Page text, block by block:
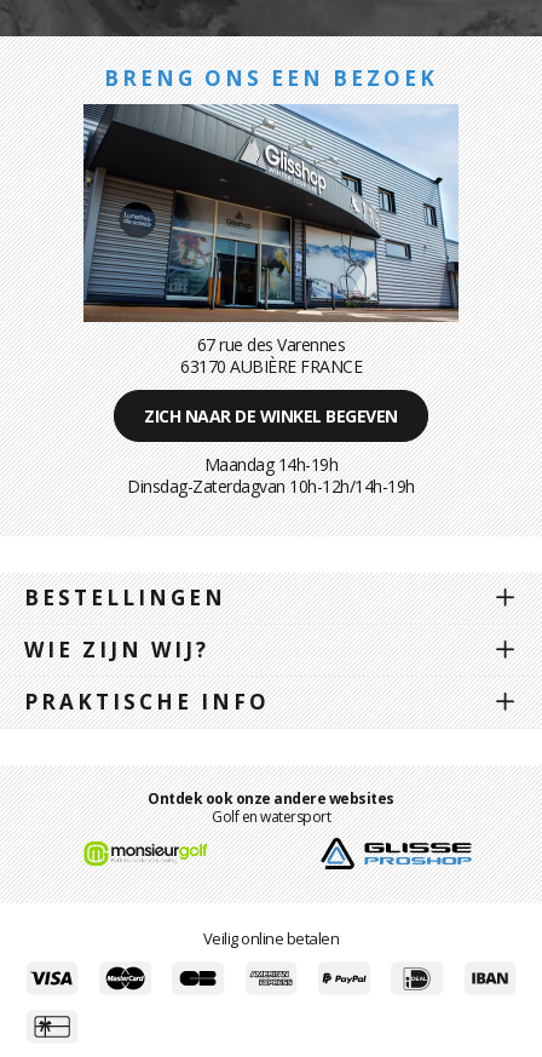
BRENG ONS EEN BEZOEK
67 rue des Varennes
63170 AUBIÈRE FRANCE
ZICH NAAR DE WINKEL BEGEVEN
Maandag 14h-19h
Dinsdag-Zaterdagvan 10h-12h/14h-19h
BESTELLINGEN
WIE ZIJN WIJ?
PRAKTISCHE INFO
Ontdek ook onze andere websites
Golf en watersport
Veilig online betalen